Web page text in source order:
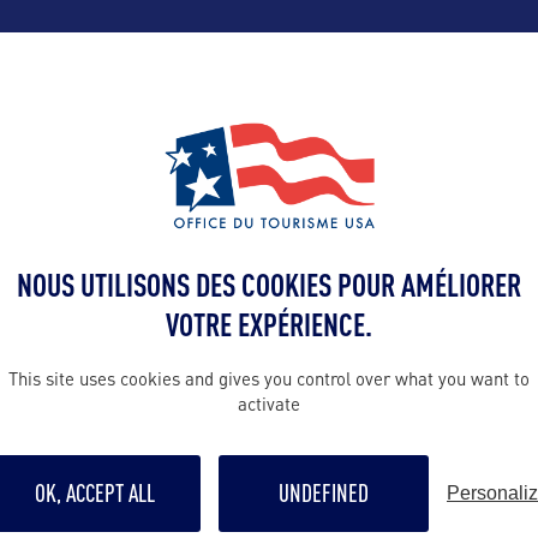
ALLEZ PLUS LOIN
Contact presse
https://
NOUS UTILISONS DES COOKIES POUR AMÉLIORER
VOTRE EXPÉRIENCE.
This site uses cookies and gives you control over what you want to
activate
OK, ACCEPT ALL UNDEFINED